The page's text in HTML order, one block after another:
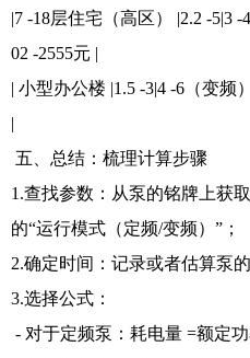
|7 -18层住宅（高区） |2.2 -5|3 -
02 -2555元 |
| 小型办公楼 |1.5 -3|4 -6（变频
|
五、总结：梳理计算步骤
1.查找参数：从泵的铭牌上获
的“运行模式（定频/变频）”；
2.确定时间：记录或者估算泵
3.选择公式：
- 对于定频泵：耗电量 =额定功